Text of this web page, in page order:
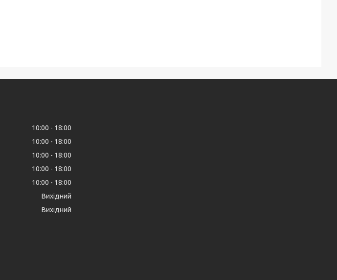
10:00
18:00
10:00
18:00
10:00
18:00
10:00
18:00
10:00
18:00
Вихідний
Вихідний